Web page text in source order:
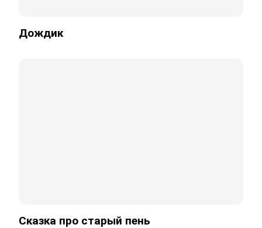
Дождик
Сказка про старый пень